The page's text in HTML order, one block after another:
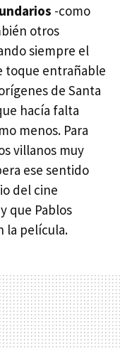
-como
otros
siempre el
toque entrañable
de Santa
hacía falta
menos. Para
villanos muy
ese sentido
del cine
que Pablos
la película.